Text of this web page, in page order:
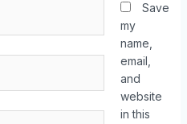
Save
my
name,
email,
and
website
in this